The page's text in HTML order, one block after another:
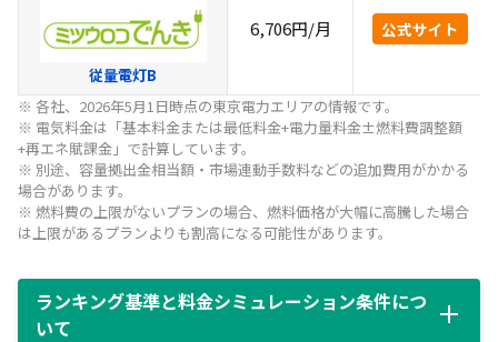
従量電灯B
6,706円/月 公式サイト
※ 各社、2026年5月1日時点の東京電力エリアの情報です。
※ 電気料金は「基本料金または最低料金+電力量料金±燃料費調整額
+再エネ賦課金」で計算しています。
※ 別途、容量拠出金相当額・市場連動手数料などの追加費用がかかる
場合があります。
※ 燃料費の上限がないプランの場合、燃料価格が大幅に高騰した場合
は上限があるプランよりも割高になる可能性があります。
ランキング基準と料金シミュレーション条件につ
いて